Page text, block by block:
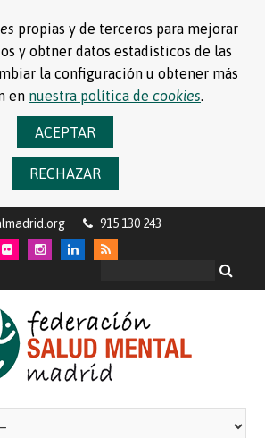
propias y de terceros para mejorar
y obtner datos estadísticos de las
la configuración u obtener más
en nuestra política de cookies.
ACEPTAR
RECHAZAR
915 130 243